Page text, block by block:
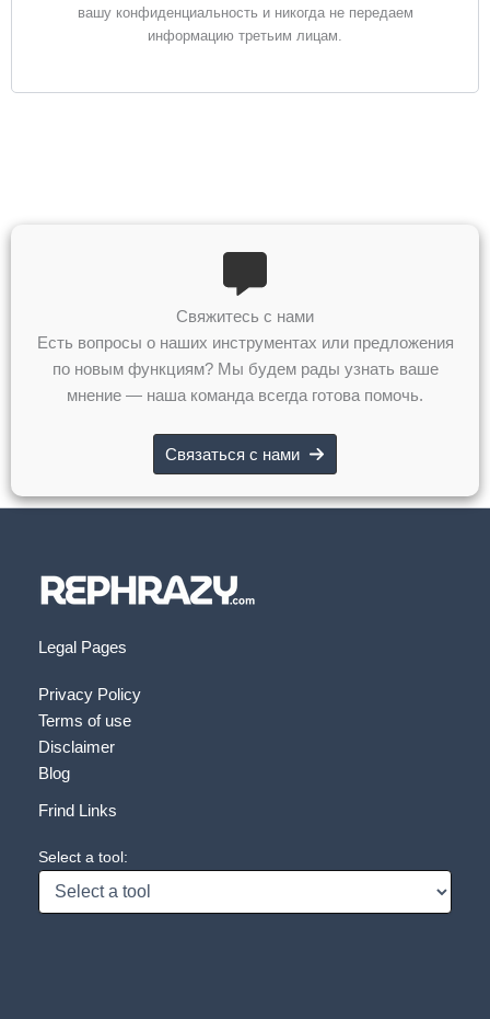
вашу конфиденциальность и никогда не передаем
информацию третьим лицам.
Свяжитесь с нами
Есть вопросы о наших инструментах или предложения
по новым функциям? Мы будем рады узнать ваше
мнение — наша команда всегда готова помочь.
Связаться с нами
Legal Pages
Privacy Policy
Terms of use
Disclaimer
Blog
Frind Links
Select a tool: